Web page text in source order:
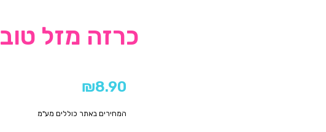
כרזה מזל טוב 12 – זהב
₪8.90
המחירים באתר כוללים מע"מ